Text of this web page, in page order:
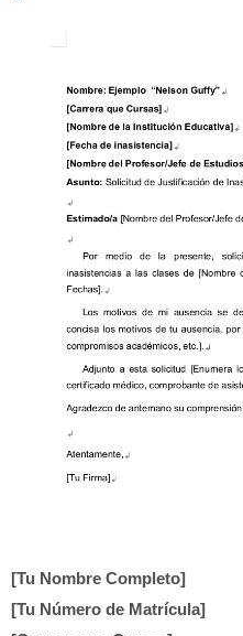
[Tu Nombre Completo]
[Tu Número de Matrícula]